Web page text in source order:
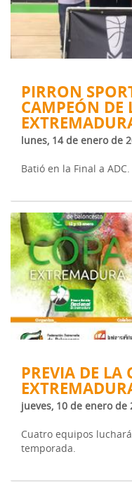
PIRRON
CAMPEÓN DE
lunes, 14 de enero de
Batió en la Final a ADC.
PREVIA DE LA
jueves, 10 de enero de
Cuatro equipos
temporada.